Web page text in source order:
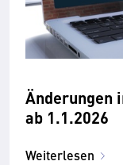
Änderungen
ab 1.1.2026
Weiterlesen